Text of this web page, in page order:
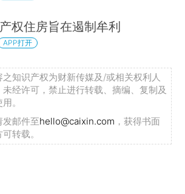
权住房旨在遏制牟利
APP打开
知识产权为财新传媒及/或相关权利人
经许可，禁止进行转载、摘编、复制及
。
发邮件至hello@caixin.com ，获得书面
转载。